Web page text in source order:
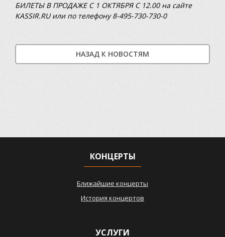
БИЛЕТЫ В ПРОДАЖЕ С 1 ОКТЯБРЯ С 12.00 на сайте
KASSIR.RU или по телефону 8-495-730-730-0
НАЗАД К НОВОСТЯМ
КОНЦЕРТЫ
Ближайшие концерты
История концертов
УСЛУГИ